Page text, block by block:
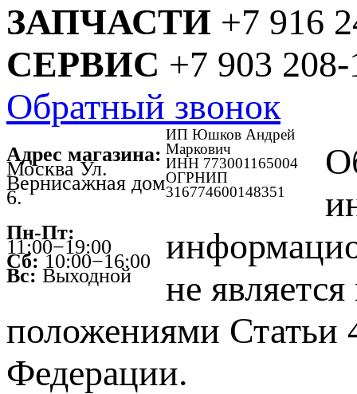
ЗАПЧАСТИ +7 916
СЕРВИС +7 903
Обратный звонок
Адрес магазина:
Москва Ул.
Вернисажная дом
6.
Пн-Пт:
11:00−19:00
Сб:10:00−16:00
Вс: Выходной
ИП Юшков Андрей
Маркович
ИНН 773001165004
ОГРНИП
316774600148351
не
положениями Статьи
Федерации.